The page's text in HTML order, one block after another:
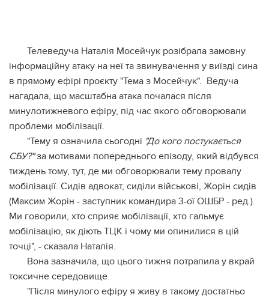
Телеведуча Наталія Мосейчук розібрала замовну
інформаційну атаку на неї та звинувачення у виїзді сина
в прямому ефірі проєкту "Тема з Мосейчук". Ведуча
нагадала, що масштабна атака почалася після
минулотижневого ефіру, під час якого обговорювали
проблеми мобілізації.
"Тему я означила сьогодні "До кого постукається
СБУ?"за мотивами попереднього епізоду, який відбувся
тиждень тому, тут, де ми обговорювали тему провалу
мобілізації. Сидів адвокат, сиділи військові, Жорін сидів
(Максим Жорін - заступник командира 3-ої ОШБР - ред.).
Ми говорили, хто сприяє мобілізації, хто гальмує
мобілізацію, як діють ТЦК і чому ми опинилися в цій
точці", - сказала Наталія.
Вона зазначила, що цього тижня потрапила у вкрай
токсичне середовище.
"Після минулого ефіру я живу в такому достатньо